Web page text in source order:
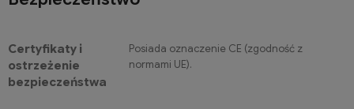
Certyfikaty i
ostrzeżenie
bezpieczeństwa
Posiada oznaczenie CE (zgodność z
normami UE).